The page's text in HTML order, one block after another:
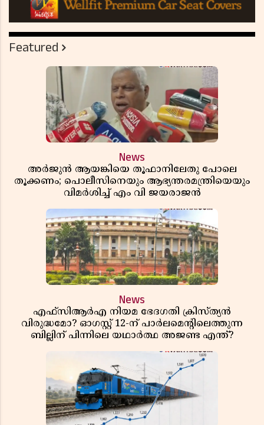
Featured
News
അർജുൻ ആയങ്കിയെ തൂഫാനിലേതു പോലെ
തൂക്കണം; പൊലീസിനെയും ആഭ്യന്തരമന്ത്രിയെയും
വിമർശിച്ച് എം വി ജയരാജൻ
News
എഫ്സിആർഎ നിയമ ഭേദഗതി ക്രിസ്ത്യൻ
വിരുദ്ധമോ? ഓഗസ്റ്റ് 12-ന് പാർലമെന്റിലെത്തുന്ന
ബില്ലിന് പിന്നിലെ യഥാർത്ഥ അജണ്ട എന്ത്?